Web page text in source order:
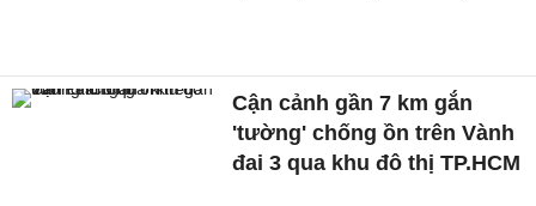
Cận cảnh gần 7 km gắn
'tường' chống ồn trên Vành
đai 3 qua khu đô thị TP.HCM